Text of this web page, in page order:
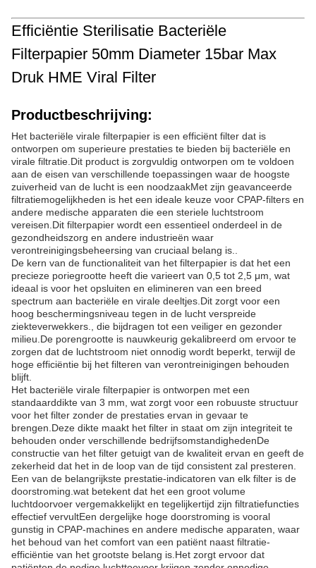
Efficiëntie Sterilisatie Bacteriële
Filterpapier 50mm Diameter 15bar Max
Druk HME Viral Filter
Productbeschrijving:
Het bacteriële virale filterpapier is een efficiënt filter dat is
ontworpen om superieure prestaties te bieden bij bacteriële en
virale filtratie.Dit product is zorgvuldig ontworpen om te voldoen
aan de eisen van verschillende toepassingen waar de hoogste
zuiverheid van de lucht is een noodzaakMet zijn geavanceerde
filtratiemogelijkheden is het een ideale keuze voor CPAP-filters en
andere medische apparaten die een steriele luchtstroom
vereisen.Dit filterpapier wordt een essentieel onderdeel in de
gezondheidszorg en andere industrieën waar
verontreinigingsbeheersing van cruciaal belang is..
De kern van de functionaliteit van het filterpapier is dat het een
precieze poriegrootte heeft die varieert van 0,5 tot 2,5 μm, wat
ideaal is voor het opsluiten en elimineren van een breed
spectrum aan bacteriële en virale deeltjes.Dit zorgt voor een
hoog beschermingsniveau tegen in de lucht verspreide
ziekteverwekkers., die bijdragen tot een veiliger en gezonder
milieu.De porengrootte is nauwkeurig gekalibreerd om ervoor te
zorgen dat de luchtstroom niet onnodig wordt beperkt, terwijl de
hoge efficiëntie bij het filteren van verontreinigingen behouden
blijft.
Het bacteriële virale filterpapier is ontworpen met een
standaarddikte van 3 mm, wat zorgt voor een robuuste structuur
voor het filter zonder de prestaties ervan in gevaar te
brengen.Deze dikte maakt het filter in staat om zijn integriteit te
behouden onder verschillende bedrijfsomstandighedenDe
constructie van het filter getuigt van de kwaliteit ervan en geeft de
zekerheid dat het in de loop van de tijd consistent zal presteren.
Een van de belangrijkste prestatie-indicatoren van elk filter is de
doorstroming.wat betekent dat het een groot volume
luchtdoorvoer vergemakkelijkt en tegelijkertijd zijn filtratiefuncties
effectief vervultEen dergelijke hoge doorstroming is vooral
gunstig in CPAP-machines en andere medische apparaten, waar
het behoud van het comfort van een patiënt naast filtratie-
efficiëntie van het grootste belang is.Het zorgt ervoor dat